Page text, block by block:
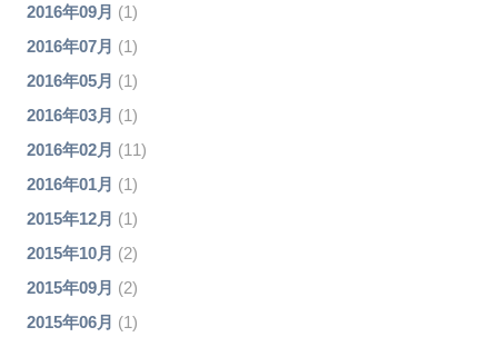
2016年09月 (1)
2016年07月 (1)
2016年05月 (1)
2016年03月 (1)
2016年02月 (11)
2016年01月 (1)
2015年12月 (1)
2015年10月 (2)
2015年09月 (2)
2015年06月 (1)